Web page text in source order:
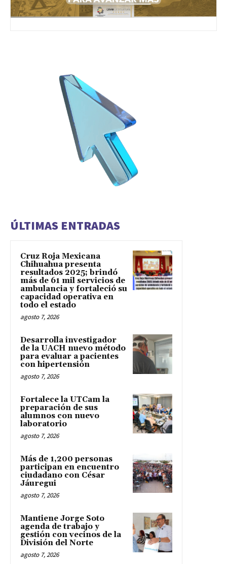
ÚLTIMAS ENTRADAS
Cruz Roja Mexicana
Chihuahua presenta
resultados 2025; brindó
más de 61 mil servicios de
ambulancia y fortaleció su
capacidad operativa en
todo el estado
agosto 7, 2026
Desarrolla investigador
de la UACH nuevo método
para evaluar a pacientes
con hipertensión
agosto 7, 2026
Fortalece la UTCam la
preparación de sus
alumnos con nuevo
laboratorio
agosto 7, 2026
Más de 1,200 personas
participan en encuentro
ciudadano con César
Jáuregui
agosto 7, 2026
Mantiene Jorge Soto
agenda de trabajo y
gestión con vecinos de la
División del Norte
agosto 7, 2026